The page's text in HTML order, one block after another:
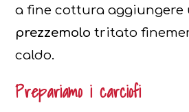
a fine cottura aggiungere
prezzemolo tritato
caldo.
Prepariamo i carciofi